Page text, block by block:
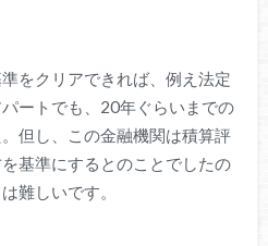
をクリアできれば、例え法定
ートでも、20年ぐらいまでの
但し、この金融機関は積算評
基準にするとのことでしたの
難しいです。